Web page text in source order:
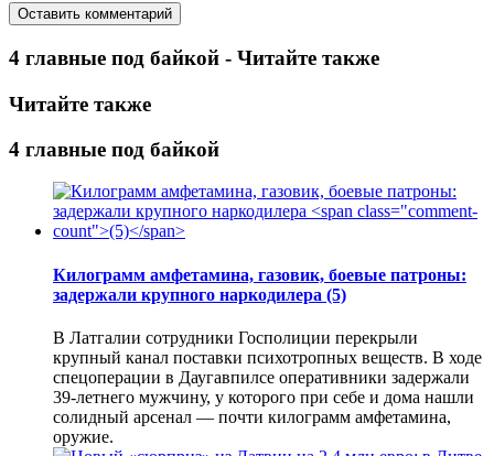
4 главные под байкой - Читайте также
Читайте также
4 главные под байкой
Килограмм амфетамина, газовик, боевые патроны:
задержали крупного наркодилера (5)
В Латгалии сотрудники Госполиции перекрыли
крупный канал поставки психотропных веществ. В ходе
спецоперации в Даугавпилсе оперативники задержали
39-летнего мужчину, у которого при себе и дома нашли
солидный арсенал — почти килограмм амфетамина,
оружие.